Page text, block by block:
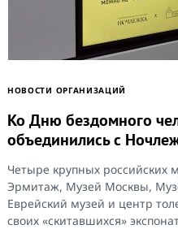
НОВОСТИ ОРГАНИЗАЦИЙ
Ко Дню бездомного
объединились с
Четыре крупных российских
Эрмитаж, Музей Москвы,
Еврейский музей и центр
своих «скитавшихся»